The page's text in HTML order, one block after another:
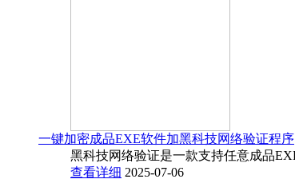
一键加密成品EXE软件加黑科技网络验证程序
黑科技网络验证是一款支持任意成品
查看详细 2025-07-06